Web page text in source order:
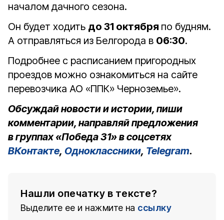
началом дачного сезона.
Он будет ходить до 31 октября по будням.
А отправляться из Белгорода в 06:30.
Подробнее с расписанием пригородных
проездов можно ознакомиться на сайте
перевозчика АО «ППК» Черноземье».
Обсуждай новости и истории, пиши
комментарии, направляй предложения
в группах «Победа 31» в соцсетях
ВКонтакте, Одноклассники, Telegram.
Нашли опечатку в тексте?
Выделите ее и нажмите на ссылку